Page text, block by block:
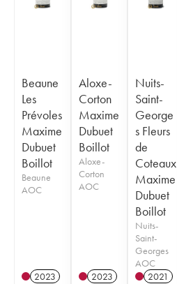
Beaune
Les
Prévoles
Maxime
Dubuet
Boillot
Beaune
AOC
2023
Aloxe-
Corton
Maxime
Dubuet
Boillot
Aloxe-
Corton
AOC
2023
Nuits-
Saint-
George
s Fleurs
de
Coteaux
Maxime
Dubuet
Boillot
Nuits-
Saint-
Georges
AOC
2021